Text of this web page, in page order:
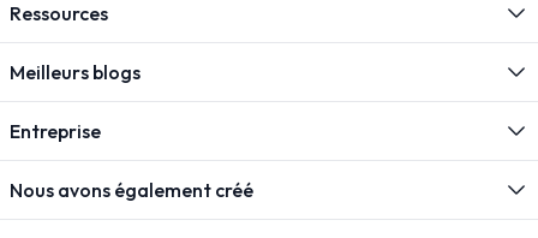
Ressources
Meilleurs blogs
Entreprise
Nous avons également créé